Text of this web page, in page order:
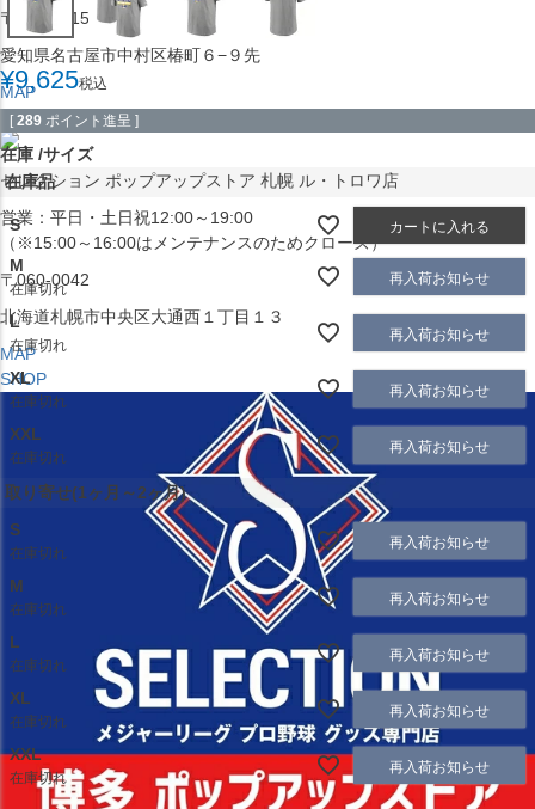
〒453-0015
愛知県名古屋市中村区椿町６−９先
MAP
SHOP
セレクション ポップアップストア 札幌 ル・トロワ店
営業：平日・土日祝12:00～19:00
（※15:00～16:00はメンテナンスのためクローズ）
〒060-0042
北海道札幌市中央区大通西１丁目１３
MAP
SHOP
¥9,625税込
[ 289 ポイント進呈 ]
在庫 サイズ
在庫品
S カートに入れる
M
在庫切れ
再入荷お知らせ
L
在庫切れ
再入荷お知らせ
XL
在庫切れ
再入荷お知らせ
XXL
在庫切れ
再入荷お知らせ
取り寄せ(1ヶ月～2ヶ月)
S
在庫切れ
再入荷お知らせ
M
在庫切れ
再入荷お知らせ
L
在庫切れ
再入荷お知らせ
XL
在庫切れ
再入荷お知らせ
XXL
在庫切れ
再入荷お知らせ